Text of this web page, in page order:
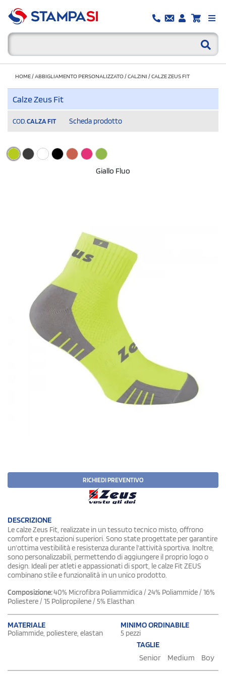
HOME/ABBIGLIAMENTO PERSONALIZZATO/CALZINI /CALZE ZEUS FIT
Calze Zeus Fit
COD. CALZA FIT Scheda prodotto
Giallo Fluo
RICHIEDI PREVENTIVO
DESCRIZIONE
Le calze Zeus Fit, realizzate in un tessuto tecnico misto, offrono
comfort e prestazioni superiori. Sono state progettate per garantire
un'ottima vestibilità e resistenza durante l'attività sportiva. Inoltre,
sono personalizzabili, permettendo di aggiungere il proprio logo o
design. Ideali per atleti e appassionati di sport, le calze Fit ZEUS
combinano stile e funzionalità in un unico prodotto.
Composizione:40% Microfibra Poliammidica / 24% Poliammide / 16%
Poliestere / 15 Polipropilene / 5% Elasthan
MATERIALE
Poliammide, poliestere, elastan
MINIMO ORDINABILE
5 pezzi
TAGLIE
Senior
Medium Boy